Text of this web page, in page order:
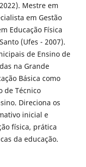
Mestre em
em Gestão
Educação Física
(Ufes - 2007).
de Ensino de
na Grande
Básica como
de Técnico
Direciona os
inicial e
física, prática
da educação.